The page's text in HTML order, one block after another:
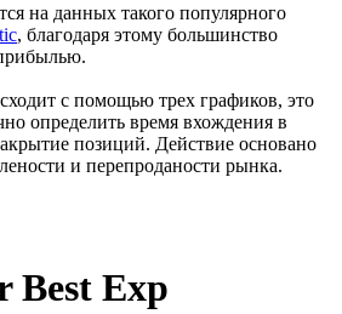
на данных такого популярного
, благодаря этому большинство
с помощью трех графиков, это
определить время вхождения в
позиций. Действие основано
и перепроданости рынка.
Best Exp